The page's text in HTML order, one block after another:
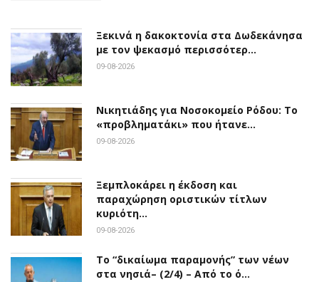
Ξεκινά η δακοκτονία στα Δωδεκάνησα
με τον ψεκασμό περισσότερ…
09-08-2026
Νικητιάδης για Νοσοκομείο Ρόδου: Το
«προβληματάκι» που ήτανε…
09-08-2026
Ξεμπλοκάρει η έκδοση και
παραχώρηση οριστικών τίτλων
κυριότη…
09-08-2026
Το “δικαίωμα παραμονής” των νέων
στα νησιά– (2/4) – Από το ό…